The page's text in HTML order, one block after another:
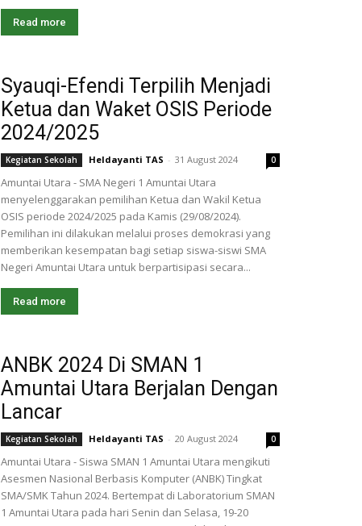
Read more
Syauqi-Efendi Terpilih Menjadi
Ketua dan Waket OSIS Periode
2024/2025
Kegiatan Sekolah Heldayanti TAS - 31 August 2024 0
Amuntai Utara - SMA Negeri 1 Amuntai Utara
menyelenggarakan pemilihan Ketua dan Wakil Ketua
OSIS periode 2024/2025 pada Kamis (29/08/2024).
Pemilihan ini dilakukan melalui proses demokrasi yang
memberikan kesempatan bagi setiap siswa-siswi SMA
Negeri Amuntai Utara untuk berpartisipasi secara...
Read more
ANBK 2024 Di SMAN 1
Amuntai Utara Berjalan Dengan
Lancar
Kegiatan Sekolah Heldayanti TAS - 20 August 2024 0
Amuntai Utara - Siswa SMAN 1 Amuntai Utara mengikuti
Asesmen Nasional Berbasis Komputer (ANBK) Tingkat
SMA/SMK Tahun 2024. Bertempat di Laboratorium SMAN
1 Amuntai Utara pada hari Senin dan Selasa, 19-20